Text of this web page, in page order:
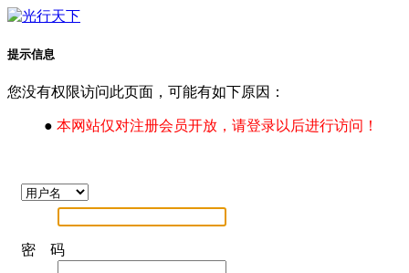
提示信息
您没有权限访问此页面，可能有如下原因：
● 本网站仅对注册会员开放，请登录以后进行访问！
密 码